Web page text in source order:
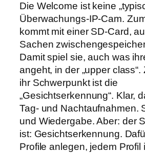
Die Welcome ist keine
Überwachungs-IP-Cam.
kommt mit einer SD-Card,
Sachen
Damit spiel sie, auch was
angeht, in der „upper
ihr Schwerpunkt ist die
„Gesichtserkennung“. Klar,
Tag- und Nachtaufnahmen.
und Wiedergabe. Aber: der
ist: Gesichtserkennung.
Profile anlegen, jedem Profil